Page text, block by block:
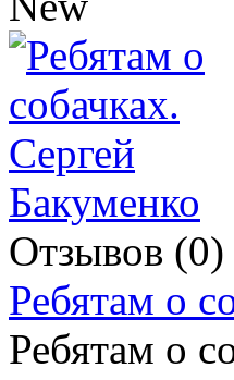
Отзывов (0)
Ребятам о
Ребятам о